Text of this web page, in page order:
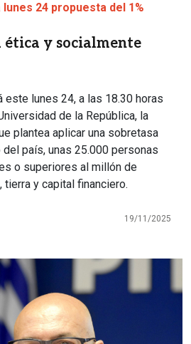
24 propuesta del 1%
ética y socialmente
este lunes 24, a las 18.30 horas
de la República, la
plantea aplicar una sobretasa
país, unas 25.000 personas
o superiores al millón de
y capital financiero.
19/11/2025